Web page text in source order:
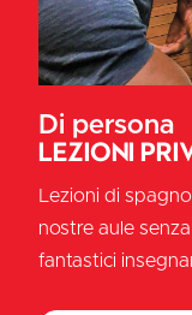
Di persona
Lezioni
Lezioni di
nostre aule
fantastici